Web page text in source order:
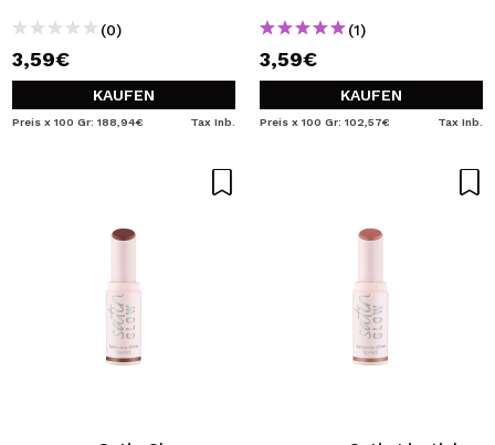
(0)
3,59€
KAUFEN
Preis x 100 Gr: 188,94€ Tax Inb.
(1)
3,59€
KAUFEN
Preis x 100 Gr: 102,57€ Tax Inb.